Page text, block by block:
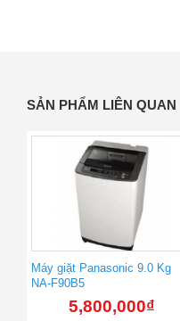
SẢN PHẨM LIÊN QUAN
Máy giặt Panasonic 9.0 Kg
NA-F90B5
5,800,000₫